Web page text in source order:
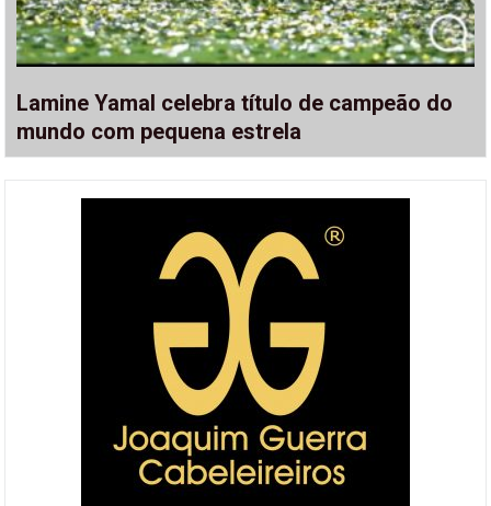
Lamine Yamal celebra título de campeão do
mundo com pequena estrela